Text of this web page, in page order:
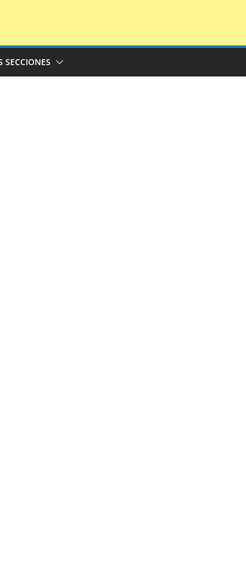
SECCIONES